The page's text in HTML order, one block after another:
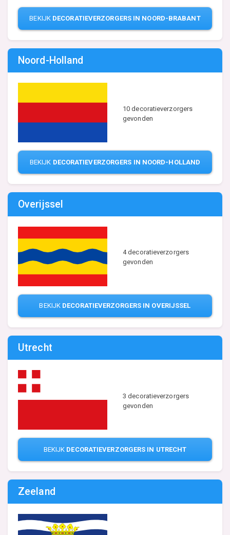
BEKIJK DECORATIEVERZORGERS IN NOORD-BRABANT
Noord-Holland
10 decoratieverzorgers
gevonden
BEKIJK DECORATIEVERZORGERS IN NOORD-HOLLAND
Overijssel
4 decoratieverzorgers
gevonden
BEKIJK DECORATIEVERZORGERS IN OVERIJSSEL
Utrecht
3 decoratieverzorgers
gevonden
BEKIJK DECORATIEVERZORGERS IN UTRECHT
Zeeland